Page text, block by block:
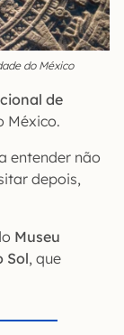
do México
de
México.
entender não
depois,
Museu
Sol, que